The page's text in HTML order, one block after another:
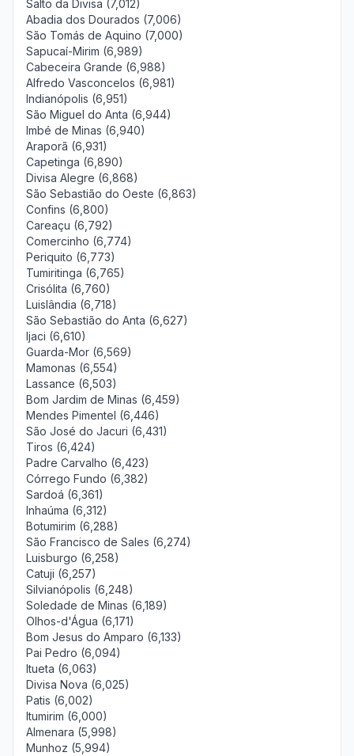
Salto da Divisa (7,012)
Abadia dos Dourados (7,006)
São Tomás de Aquino (7,000)
Sapucaí-Mirim (6,989)
Cabeceira Grande (6,988)
Alfredo Vasconcelos (6,981)
Indianópolis (6,951)
São Miguel do Anta (6,944)
Imbé de Minas (6,940)
Araporã (6,931)
Capetinga (6,890)
Divisa Alegre (6,868)
São Sebastião do Oeste (6,863)
Confins (6,800)
Careaçu (6,792)
Comercinho (6,774)
Periquito (6,773)
Tumiritinga (6,765)
Crisólita (6,760)
Luislândia (6,718)
São Sebastião do Anta (6,627)
Ijaci (6,610)
Guarda-Mor (6,569)
Mamonas (6,554)
Lassance (6,503)
Bom Jardim de Minas (6,459)
Mendes Pimentel (6,446)
São José do Jacuri (6,431)
Tiros (6,424)
Padre Carvalho (6,423)
Córrego Fundo (6,382)
Sardoá (6,361)
Inhaúma (6,312)
Botumirim (6,288)
São Francisco de Sales (6,274)
Luisburgo (6,258)
Catuji (6,257)
Silvianópolis (6,248)
Soledade de Minas (6,189)
Olhos-d'Água (6,171)
Bom Jesus do Amparo (6,133)
Pai Pedro (6,094)
Itueta (6,063)
Divisa Nova (6,025)
Patis (6,002)
Itumirim (6,000)
Almenara (5,998)
Munhoz (5,994)